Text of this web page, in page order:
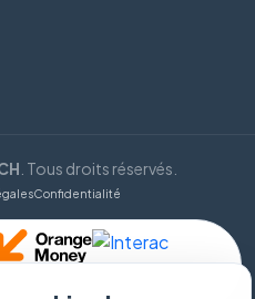
. Tous droits réservés.
Confidentialité